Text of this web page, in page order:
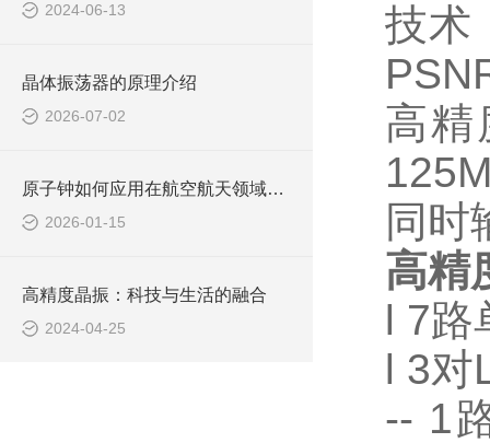
2024-06-13
晶体振荡器的原理介绍
2026-07-02
原子钟如何应用在航空航天领域呢？
2026-01-15
高精度晶振：科技与生活的融合
2024-04-25
技术
高精
同时
高精
l 7路
l 3对
-- 1